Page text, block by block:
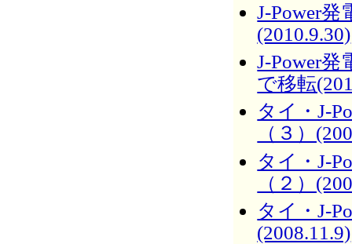
J-Power
(2010.9.30)
J-Power
で移転
タイ・J-
（３）
タイ・J-
（２）
タイ・J-
(2008.11.9)